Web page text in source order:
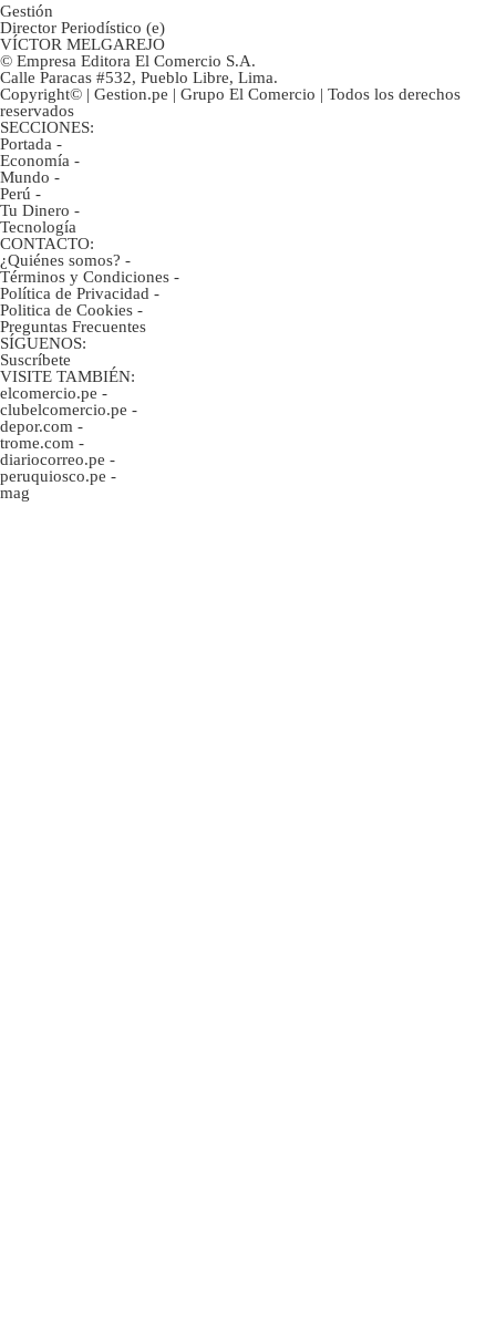
Gestión
Director Periodístico (e)
VÍCTOR MELGAREJO
© Empresa Editora El Comercio S.A.
Calle Paracas #532, Pueblo Libre, Lima.
Copyright© | Gestion.pe | Grupo El Comercio | Todos los derechos
reservados
SECCIONES:
Portada -
Economía -
Mundo -
Perú -
Tu Dinero -
Tecnología
CONTACTO:
¿Quiénes somos? -
Términos y Condiciones -
Política de Privacidad -
Politica de Cookies -
Preguntas Frecuentes
SÍGUENOS:
Suscríbete
VISITE TAMBIÉN:
elcomercio.pe -
clubelcomercio.pe -
depor.com -
trome.com -
diariocorreo.pe -
peruquiosco.pe -
mag